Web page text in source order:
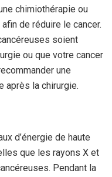
chimiothérapie ou
de réduire le cancer.
soient
ou que votre cancer
une
après la chirurgie.
d’énergie de haute
que les rayons X et
Pendant la